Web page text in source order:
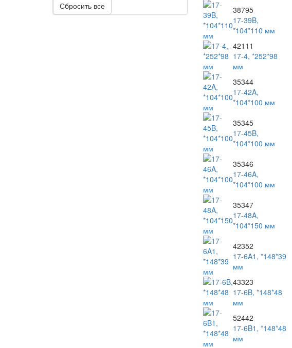
Сбросить все
38795
17-39B,
*104*110 мм
42111
17-4, *252*98
мм
35344
17-42A,
*104*100 мм
35345
17-45B,
*104*100 мм
35346
17-46A,
*104*100 мм
35347
17-48A,
*104*150 мм
42352
17-6A1, *148*39
мм
43323
17-6B, *148*48
мм
52442
17-6B1, *148*48
мм